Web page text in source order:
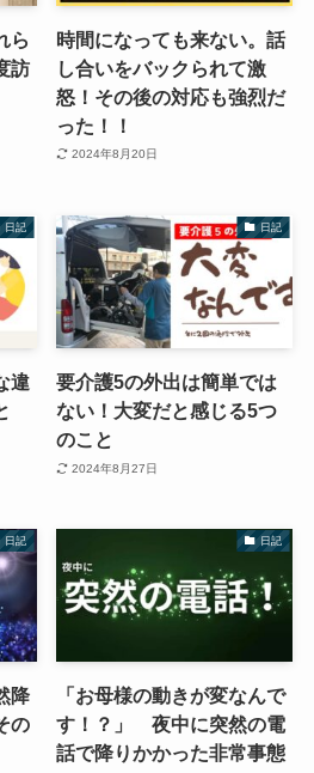
ら
訪
時間になっても来ない。話
し合いをバックられて激
怒！その後の対応も強烈だ
った！！
2024年8月20日
日記
違
日記
要介護5の外出は簡単では
ない！大変だと感じる5つ
のこと
2024年8月27日
日記
降
の
日記
「お母様の動きが変なんで
す！？」 夜中に突然の電
話で降りかかった非常事態